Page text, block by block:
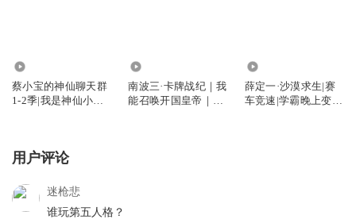
蔡小宝的神仙聊天群
1-2季|我是神仙小跟
南波三·卡牌战纪｜我
能召唤开国皇帝｜英
薛定一·沙漠求生|赛
车竞速|学霸晚上变二
用户评论
迷枪悲
谁玩第五人格？